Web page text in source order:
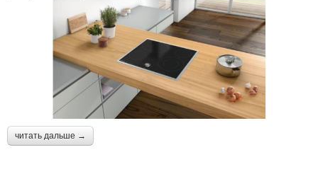
читать дальше →